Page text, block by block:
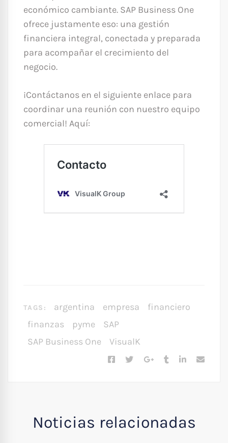
económico cambiante. SAP Business One
ofrece justamente eso: una gestión
financiera integral, conectada y preparada
para acompañar el crecimiento del
negocio.
¡Contáctanos en el siguiente enlace para
coordinar una reunión con nuestro equipo
comercial! Aquí:
TAGS: argentina empresa
financiero
finanzas
pyme
SAP
SAP Business One
VisualK
Noticias relacionadas